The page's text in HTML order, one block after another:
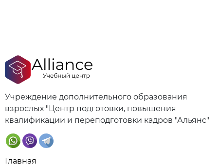
Учреждение дополнительного образования
взрослых "Центр подготовки, повышения
квалификации и переподготовки кадров "Альянс"
Главная